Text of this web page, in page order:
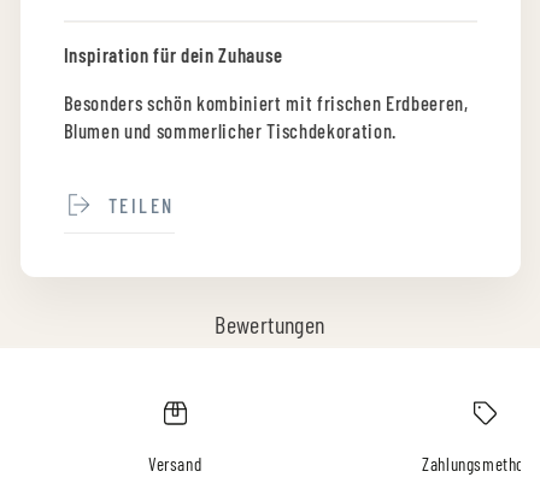
Inspiration für dein Zuhause
Besonders schön kombiniert mit frischen Erdbeeren,
Blumen und sommerlicher Tischdekoration.
TEILEN
Bewertungen
Versand